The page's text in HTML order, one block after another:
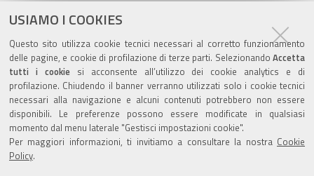
USIAMO I COOKIES
Questo sito utilizza cookie tecnici necessari al corretto funzionamento
delle pagine, e cookie di profilazione di terze parti. Selezionando Accetta
tutti i cookiesi acconsente all’utilizzo dei cookie analytics e di
profilazione. Chiudendo il banner verranno utilizzati solo i cookie tecnici
necessari alla navigazione e alcuni contenuti potrebbero non essere
disponibili. Le preferenze possono essere modificate in qualsiasi
momento dal menu laterale "Gestisci impostazioni cookie".
Per maggiori informazioni, ti invitiamo a consultare la nostra Cookie
Policy.
Azioni
sul
documento
ultima modifica 07/01/2020
Valuta questo sito